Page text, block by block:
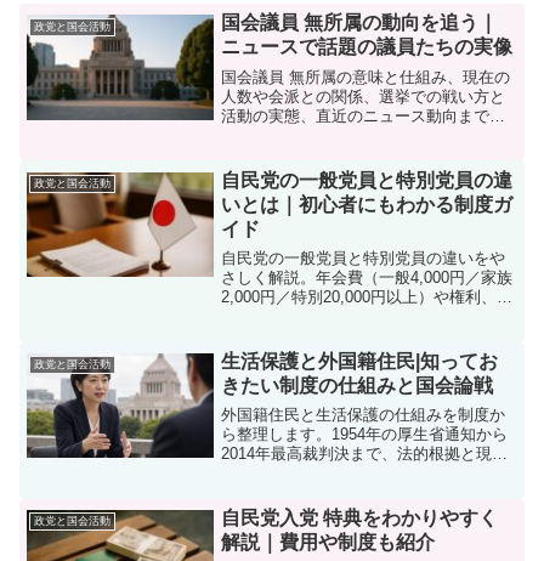
政党と国会活動
国会議員 無所属の動向を追う｜
ニュースで話題の議員たちの実像
国会議員 無所属の意味と仕組み、現在の
人数や会派との関係、選挙での戦い方と
活動の実態、直近のニュース動向までを
政党と国会活動
自民党の一般党員と特別党員の違
いとは｜初心者にもわかる制度ガ
イド
自民党の一般党員と特別党員の違いをや
さしく解説。年会費（一般4,000円／家族
2,000円／特別20,000円以上）や権利、入
政党と国会活動
生活保護と外国籍住民|知ってお
きたい制度の仕組みと国会論戦
外国籍住民と生活保護の仕組みを制度か
ら整理します。1954年の厚生省通知から
2014年最高裁判決まで、法的根拠と現状
政党と国会活動
自民党入党 特典をわかりやすく
解説｜費用や制度も紹介